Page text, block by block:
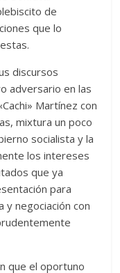
de
que lo
discursos
adversario en las
Martínez con
mixtura un poco
socialista y la
los intereses
que ya
para
y negociación con
que el oportuno